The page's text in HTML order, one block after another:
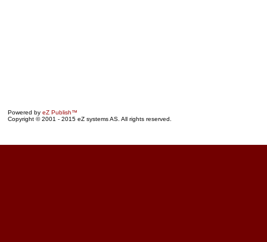
Powered by eZ Publish™
Copyright © 2001 - 2015 eZ systems AS. All rights reserved.